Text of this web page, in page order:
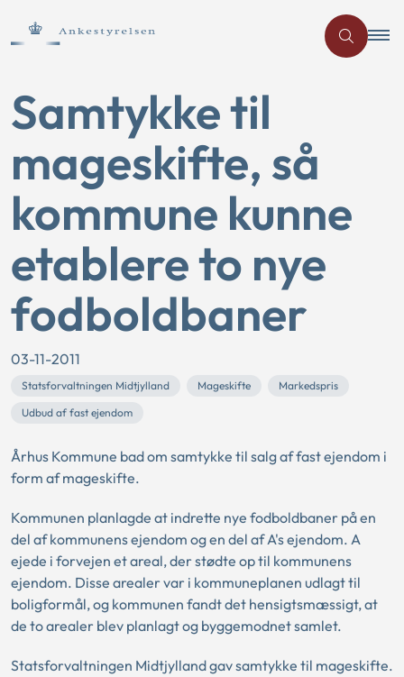
Samtykke til
mageskifte, så
kommune kunne
etablere to nye
fodboldbaner
03-11-2011
Statsforvaltningen Midtjylland Mageskifte
Markedspris
Udbud af fast ejendom
Århus Kommune bad om samtykke til salg af fast ejendom i
form af mageskifte.
Kommunen planlagde at indrette nye fodboldbaner på en
del af kommunens ejendom og en del af A's ejendom. A
ejede i forvejen et areal, der stødte op til kommunens
ejendom. Disse arealer var i kommuneplanen udlagt til
boligformål, og kommunen fandt det hensigtsmæssigt, at
de to arealer blev planlagt og byggemodnet samlet.
Statsforvaltningen Midtjylland gav samtykke til mageskifte.